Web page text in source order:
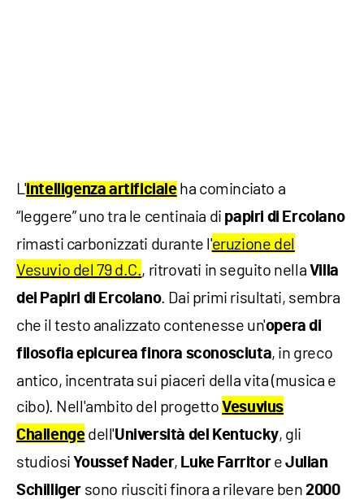
L'intelligenza artificialeha cominciato a
“leggere” uno tra le centinaia di papiri di Ercolano
rimasti carbonizzati durante l'eruzione del
Vesuvio del 79 d.C., ritrovati in seguito nella Villa
dei Papiri di Ercolano. Dai primi risultati, sembra
che il testo analizzato contenesse un'opera di
filosofia epicurea finora sconosciuta, in greco
antico, incentrata sui piaceri della vita (musica e
cibo). Nell'ambito del progettoVesuvius
Challengedell'Università del Kentucky, gli
studiosiYoussef Nader, Luke FarritoreJulian
Schilliger sono riusciti finora a rilevare ben2000